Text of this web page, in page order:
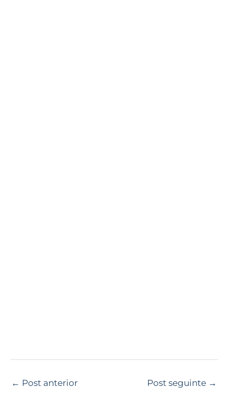
← Post anterior Post seguinte →